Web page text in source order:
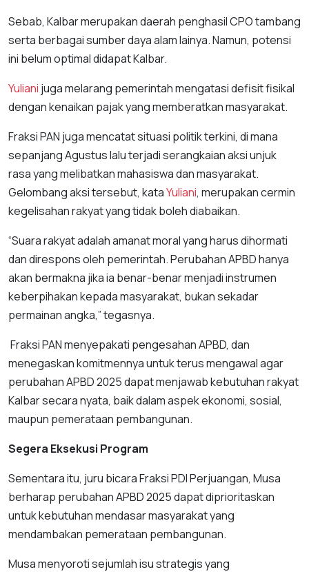
Sebab, Kalbar merupakan daerah penghasil CPO tambang
serta berbagai sumber daya alam lainya. Namun, potensi
ini belum optimal didapat Kalbar.
Yuliani juga melarang pemerintah mengatasi defisit fisikal
dengan kenaikan pajak yang memberatkan masyarakat.
Fraksi PAN juga mencatat situasi politik terkini, di mana
sepanjang Agustus lalu terjadi serangkaian aksi unjuk
rasa yang melibatkan mahasiswa dan masyarakat.
Gelombang aksi tersebut, kataYuliani, merupakan cermin
kegelisahan rakyat yang tidak boleh diabaikan.
“Suara rakyat adalah amanat moral yang harus dihormati
dan direspons oleh pemerintah. Perubahan APBD hanya
akan bermakna jika ia benar-benar menjadi instrumen
keberpihakan kepada masyarakat, bukan sekadar
permainan angka,” tegasnya.
Fraksi PAN menyepakati pengesahan APBD, dan
menegaskan komitmennya untuk terus mengawal agar
perubahan APBD 2025 dapat menjawab kebutuhan rakyat
Kalbar secara nyata, baik dalam aspek ekonomi, sosial,
maupun pemerataan pembangunan.
Segera Eksekusi Program
Sementara itu, juru bicara Fraksi PDI Perjuangan, Musa
berharap perubahan APBD 2025 dapat diprioritaskan
untuk kebutuhan mendasar masyarakat yang
mendambakan pemerataan pembangunan.
Musa menyoroti sejumlah isu strategis yang